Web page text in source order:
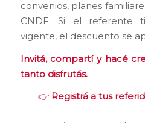
convenios, planes
CNDF. Si el referente
vigente, el descuento se
Invitá, compartí y hacé
tanto disfrutás.
👉 Registrá a tus